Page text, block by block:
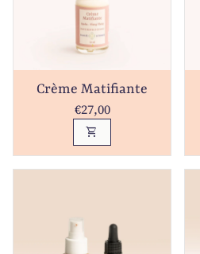
Crème Matifiante
Prix normal
€27,00
shopping_cart